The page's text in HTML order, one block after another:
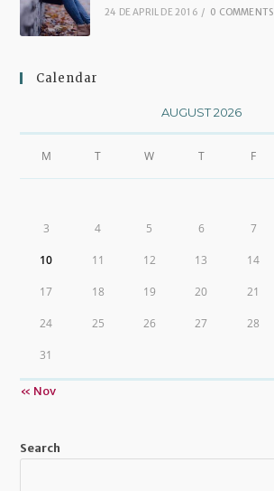
24 DE APRIL DE 2016 / 0 COMMENTS
Calendar
AUGUST 2026
M T W T F
3 4 5 6 7
10 11 12 13 14
17 18 19 20 21
24 25 26 27 28
31
« Nov
Search